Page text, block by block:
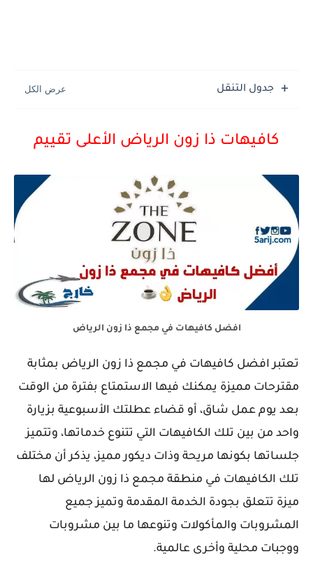
جدول التنقل
كافيهات ذا زون الرياض الأعلى تقييم
افضل كافيهات في مجمع ذا زون الرياض
تعتبر افضل كافيهات في مجمع ذا زون الرياض بمثابة
مقترحات مميزة يمكنك فيها الاستمتاع بفترة من الوقت
بعد يوم عمل شاق، أو قضاء عطلتك الأسبوعية بزيارة
واحد من بين تلك الكافيهات التي تتنوع خدماتها، وتتميز
جلساتها بكونها مريحة وذات ديكور مميز، يذكر أن مختلف
تلك الكافيهات في منطقة مجمع ذا زون الرياض لها
ميزة تتعلق بجودة الخدمة المقدمة وتميز جميع
المشروبات والمأكولات وتنوعها ما بين مشروبات
ووجبات محلية وأخرى عالمية.